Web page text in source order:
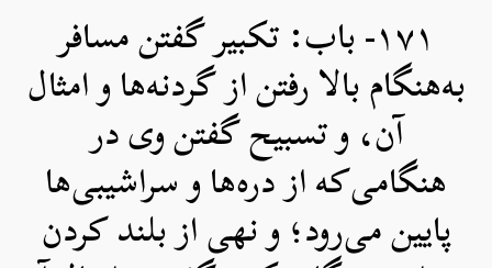
۱۷۱- باب: تکبیر گفتن مسافر
به‌هنگام بالا رفتن از گردنه‌ها و امثال
آن، و تسبیح گفتن وی در
هنگامی‌که از دره‌ها و سراشیبی‌ها
پایین می‌رود؛ و نهی از بلند کردن